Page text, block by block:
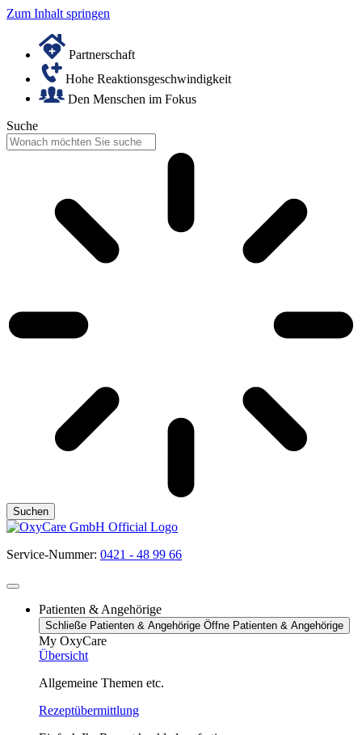
Zum Inhalt springen
Partnerschaft
Hohe Reaktionsgeschwindigkeit
Den Menschen im Fokus
Suche
Suchen
Service-Nummer: 0421 - 48 99 66
Patienten & Angehörige
Schließe Patienten & Angehörige Öffne Patienten & Angehörige
My OxyCare
Übersicht
Allgemeine Themen etc.
Rezeptübermittlung